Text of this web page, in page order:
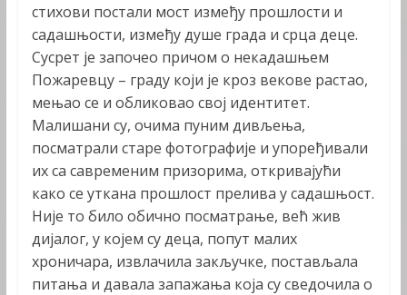
стихови постали мост између прошлости и
садашњости, између душе града и срца деце.
Сусрет је започео причом о некадашњем
Пожаревцу – граду који је кроз векове растао,
мењао се и обликовао свој идентитет.
Малишани су, очима пуним дивљења,
посматрали старе фотографије и упоређивали
их са савременим призорима, откривајући
како се уткана прошлост прелива у садашњост.
Није то било обично посматрање, већ жив
дијалог, у којем су деца, попут малих
хроничара, извлачила закључке, постављала
питања и давала запажања која су сведочила о